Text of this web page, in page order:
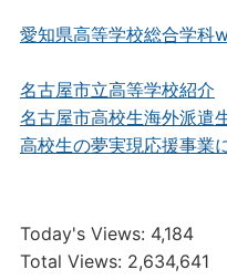
愛知県高等学校総合学科
名古屋市立高等学校紹介
名古屋市高校生海外派遣
高校生の夢実現応援事業
Today's Views: 4,184
Total Views: 2,634,641